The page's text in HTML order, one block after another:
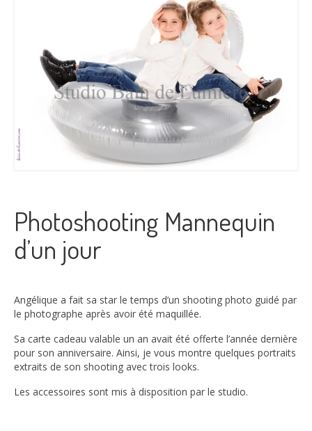
Photoshooting Mannequin
d’un jour
Angélique a fait sa star le temps d’un shooting photo guidé par
le photographe après avoir été maquillée.
Sa carte cadeau valable un an avait été offerte l’année dernière
pour son anniversaire. Ainsi, je vous montre quelques portraits
extraits de son shooting avec trois looks.
Les accessoires sont mis à disposition par le studio.